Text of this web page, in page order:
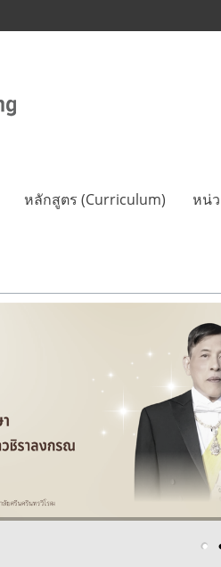
หลักสูตร (Curriculum) หน่